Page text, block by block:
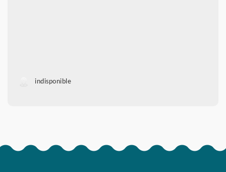
indisponible